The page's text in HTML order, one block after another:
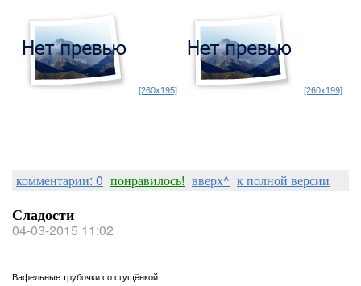
[260x195] [260x199]
комментарии: 0 понравилось! вверх^ к полной версии
Сладости
04-03-2015 11:02
Вафельные трубочки со сгущёнкой